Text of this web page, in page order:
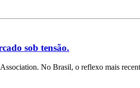
sob tensão.
No Brasil, o reflexo mais